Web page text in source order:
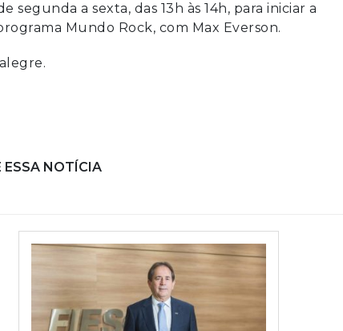
a sexta, das 13h às 14h, para iniciar a
Mundo Rock, com Max Everson.
ESSA NOTÍCIA